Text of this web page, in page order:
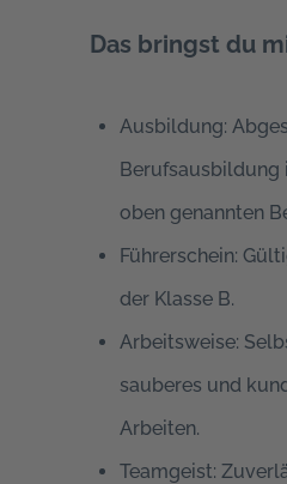
Das bringst du
Ausbildung:
Berufsausbildung
oben genannten
Führerschein:
der Klasse B.
Arbeitsweise:
sauberes und
Arbeiten.
Teamgeist: